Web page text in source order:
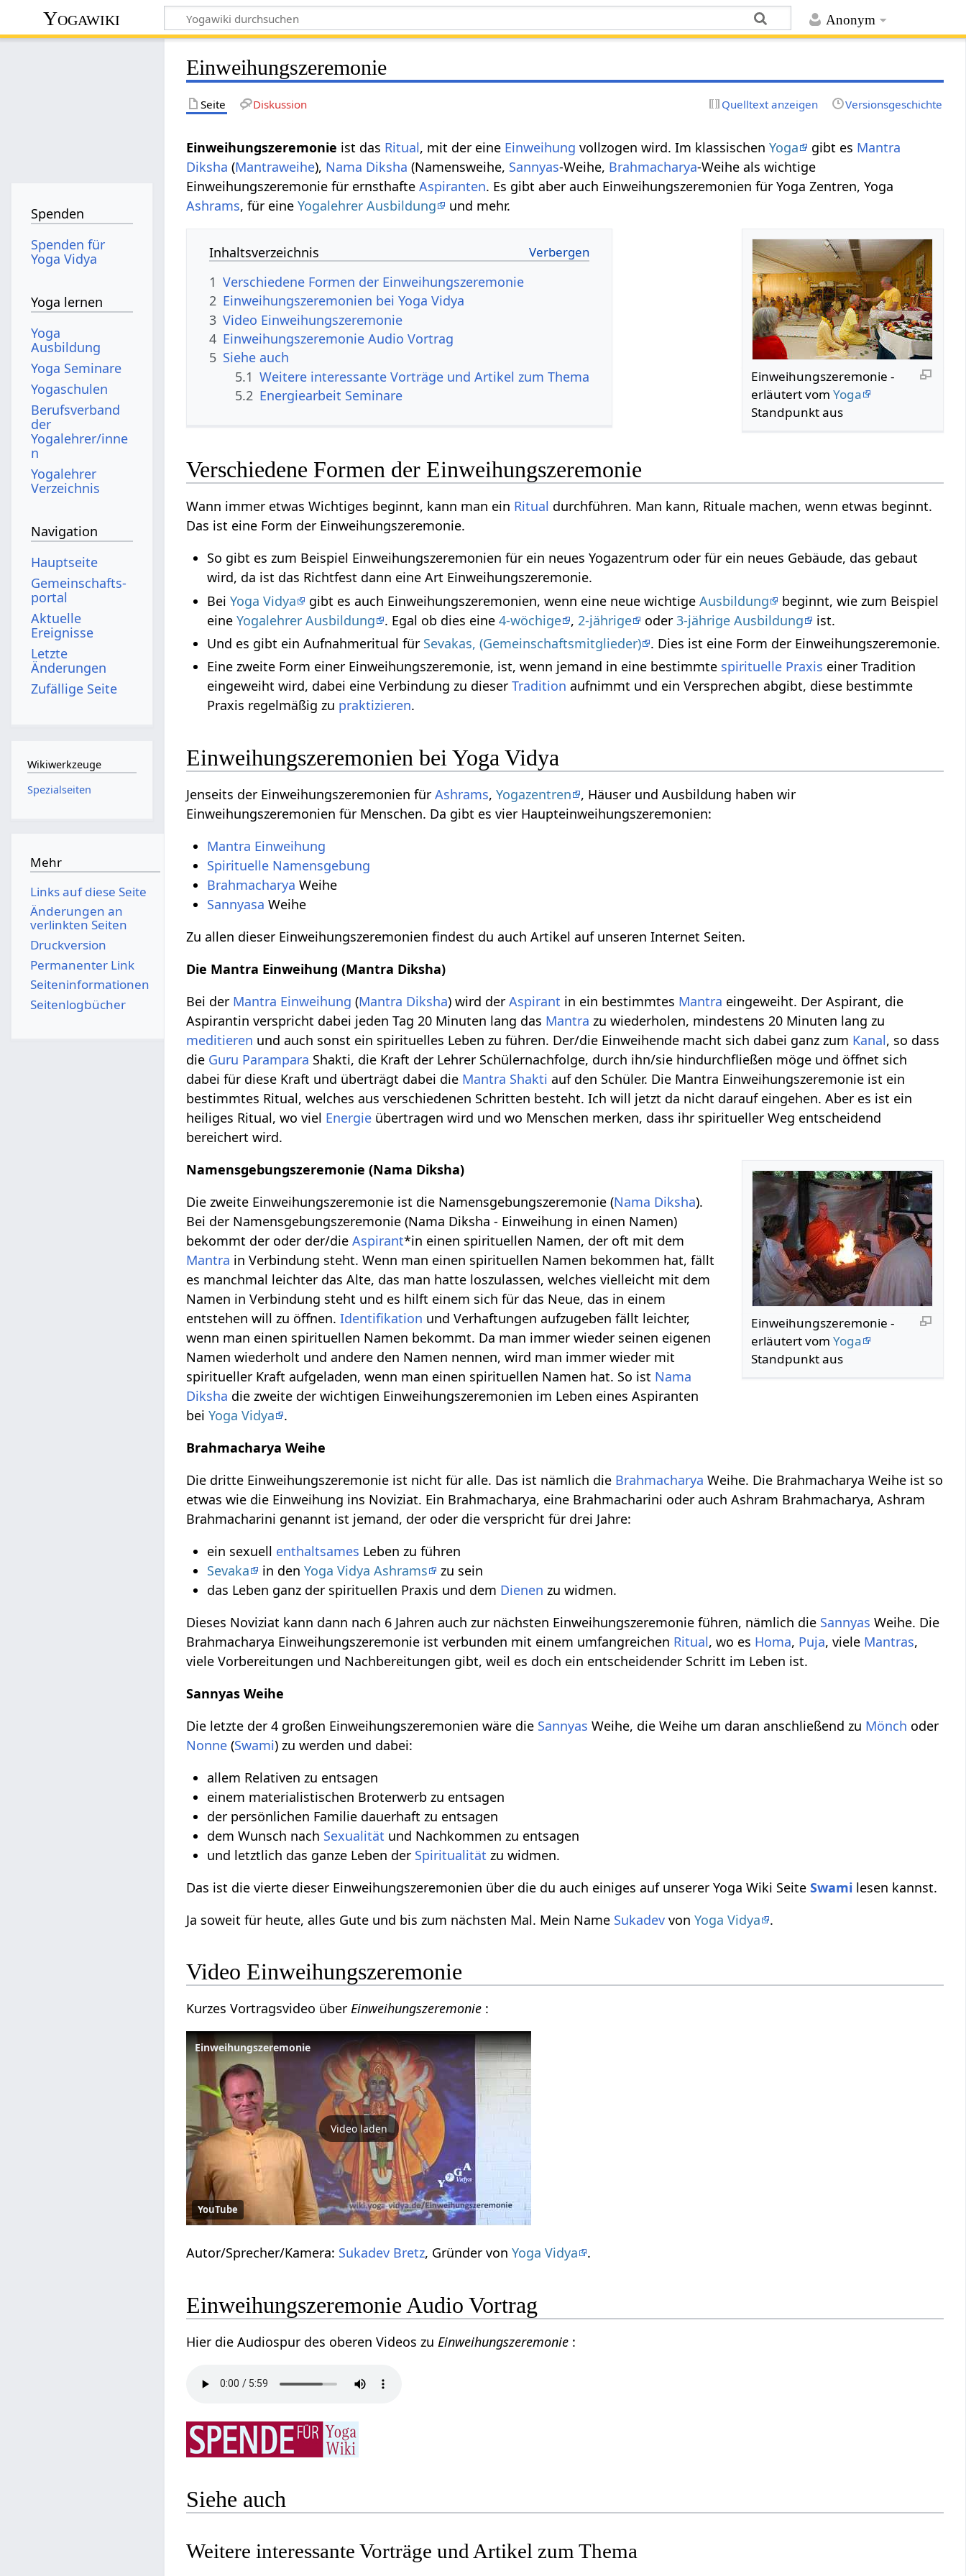
Anonym
Yogawiki
Einweihungszeremonie
Seite Diskussion Quelltext anzeigen Versionsgeschichte
Einweihungszeremonie ist das Ritual, mit der eine Einweihung vollzogen wird. Im klassischenYoga gibt es Mantra
Diksha (Mantraweihe), Nama Diksha (Namensweihe, Sannyas-Weihe, Brahmacharya-Weihe als wichtige
Einweihungszeremonie für ernsthafteAspiranten. Es gibt aber auch Einweihungszeremonien für Yoga Zentren, Yoga
Ashrams, für eineYogalehrer Ausbildung und mehr.
Einweihungszeremonie -
erläutert vomYoga
Standpunkt aus
Inhaltsverzeichnis
1 Verschiedene Formen der Einweihungszeremonie
2 Einweihungszeremonien bei Yoga Vidya
3 Video Einweihungszeremonie
4 Einweihungszeremonie Audio Vortrag
5 Siehe auch
5.1 Weitere interessante Vorträge und Artikel zum Thema
5.2 Energiearbeit Seminare
Verschiedene Formen der Einweihungszeremonie
Wann immer etwas Wichtiges beginnt, kann man ein Ritual durchführen. Man kann, Rituale machen, wenn etwas beginnt.
Das ist eine Form der Einweihungszeremonie.
So gibt es zum Beispiel Einweihungszeremonien für ein neues Yogazentrum oder für ein neues Gebäude, das gebaut
wird, da ist das Richtfest dann eine Art Einweihungszeremonie.
BeiYoga Vidya gibt es auch Einweihungszeremonien, wenn eine neue wichtigeAusbildung
beginnt, wie zum Beispiel
eineYogalehrer Ausbildung . Egal ob dies eine4-wöchige , 2-jährige oder3-jährige Ausbildung
ist.
Und es gibt ein Aufnahmeritual für Sevakas, (Gemeinschaftsmitglieder) . Dies ist eine Form der Einweihungszeremonie.
Eine zweite Form einer Einweihungszeremonie, ist, wenn jemand in eine bestimmte spirituelle Praxis einer Tradition
eingeweiht wird, dabei eine Verbindung zu dieserTradition aufnimmt und ein Versprechen abgibt, diese bestimmte
Praxis regelmäßig zu praktizieren.
Einweihungszeremonien bei Yoga Vidya
Jenseits der Einweihungszeremonien fürAshrams,Yogazentren
, Häuser und Ausbildung haben wir
Einweihungszeremonien für Menschen. Da gibt es vier Haupteinweihungszeremonien:
Mantra Einweihung
Spirituelle Namensgebung
Brahmacharya Weihe
Sannyasa Weihe
Zu allen dieser Einweihungszeremonien findest du auch Artikel auf unseren Internet Seiten.
Die Mantra Einweihung (Mantra Diksha)
Bei der Mantra Einweihung (Mantra Diksha) wird derAspirant in ein bestimmtes Mantra eingeweiht. Der Aspirant, die
Aspirantin verspricht dabei jeden Tag 20 Minuten lang das Mantra zu wiederholen, mindestens 20 Minuten lang zu
meditieren und auch sonst ein spirituelles Leben zu führen. Der/die Einweihende macht sich dabei ganz zum Kanal, so dass
die Guru Parampara Shakti, die Kraft der Lehrer Schülernachfolge, durch ihn/sie hindurchfließen möge und öffnet sich
dabei für diese Kraft und überträgt dabei die Mantra Shakti auf den Schüler. Die Mantra Einweihungszeremonie ist ein
bestimmtes Ritual, welches aus verschiedenen Schritten besteht. Ich will jetzt da nicht darauf eingehen. Aber es ist ein
heiliges Ritual, wo viel Energie übertragen wird und wo Menschen merken, dass ihr spiritueller Weg entscheidend
bereichert wird.
Einweihungszeremonie -
erläutert vomYoga
Standpunkt aus
Namensgebungszeremonie (Nama Diksha)
Die zweite Einweihungszeremonie ist die Namensgebungszeremonie (Nama Diksha).
Bei der Namensgebungszeremonie (Nama Diksha - Einweihung in einen Namen)
bekommt der oder der/dieAspirant*in einen spirituellen Namen, der oft mit dem
Mantra in Verbindung steht. Wenn man einen spirituellen Namen bekommen hat, fällt
es manchmal leichter das Alte, das man hatte loszulassen, welches vielleicht mit dem
Namen in Verbindung steht und es hilft einem sich für das Neue, das in einem
entstehen will zu öffnen.Identifikation und Verhaftungen aufzugeben fällt leichter,
wenn man einen spirituellen Namen bekommt. Da man immer wieder seinen eigenen
Namen wiederholt und andere den Namen nennen, wird man immer wieder mit
spiritueller Kraft aufgeladen, wenn man einen spirituellen Namen hat. So ist Nama
Diksha die zweite der wichtigen Einweihungszeremonien im Leben eines Aspiranten
beiYoga Vidya
.
Brahmacharya Weihe
Die dritte Einweihungszeremonie ist nicht für alle. Das ist nämlich die Brahmacharya Weihe. Die Brahmacharya Weihe ist so
etwas wie die Einweihung ins Noviziat. Ein Brahmacharya, eine Brahmacharini oder auch Ashram Brahmacharya, Ashram
Brahmacharini genannt ist jemand, der oder die verspricht für drei Jahre:
ein sexuell enthaltsames Leben zu führen
Sevaka
in denYoga Vidya Ashrams
zu sein
das Leben ganz der spirituellen Praxis und dem Dienen zu widmen.
Dieses Noviziat kann dann nach 6 Jahren auch zur nächsten Einweihungszeremonie führen, nämlich die Sannyas Weihe. Die
Brahmacharya Einweihungszeremonie ist verbunden mit einem umfangreichen Ritual, wo es Homa, Puja, viele Mantras,
viele Vorbereitungen und Nachbereitungen gibt, weil es doch ein entscheidender Schritt im Leben ist.
Sannyas Weihe
Die letzte der 4 großen Einweihungszeremonien wäre die Sannyas Weihe, die Weihe um daran anschließend zu Mönch oder
Nonne (Swami) zu werden und dabei:
allem Relativen zu entsagen
einem materialistischen Broterwerb zu entsagen
der persönlichen Familie dauerhaft zu entsagen
dem Wunsch nach Sexualität und Nachkommen zu entsagen
und letztlich das ganze Leben der Spiritualität zu widmen.
Das ist die vierte dieser Einweihungszeremonien über die du auch einiges auf unserer Yoga Wiki SeiteSwami lesen kannst.
Ja soweit für heute, alles Gute und bis zum nächsten Mal. Mein Name Sukadev vonYoga Vidya .
Video Einweihungszeremonie
Kurzes Vortragsvideo überEinweihungszeremonie :
Einweihungszeremonie
Video laden
YouTube
Autor/Sprecher/Kamera: Sukadev Bretz, Gründer vonYoga Vidya .
Einweihungszeremonie Audio Vortrag
Hier die Audiospur des oberen Videos zuEinweihungszeremonie :
Siehe auch
Weitere interessante Vorträge und Artikel zum Thema
Spenden
Spenden für
Yoga Vidya
Yoga lernen
Yoga
Ausbildung
Yoga Seminare
Yogaschulen
Berufsverband
der
Yogalehrer/inne
n
Yogalehrer
Verzeichnis
Navigation
Hauptseite
Gemeinschafts­
portal
Aktuelle
Ereignisse
Letzte
Änderungen
Zufällige Seite
Wikiwerkzeuge
Spezialseiten
Mehr
Links auf diese Seite
Änderungen an
verlinkten Seiten
Druckversion
Permanenter Link
Seiten­­informationen
Seitenlogbücher